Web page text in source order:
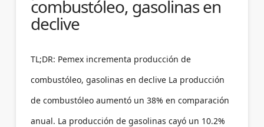
combustóleo, gasolinas en
declive
TL;DR: Pemex incrementa producción de
combustóleo, gasolinas en declive La producción
de combustóleo aumentó un 38% en comparación
anual. La producción de gasolinas cayó un 10.2%